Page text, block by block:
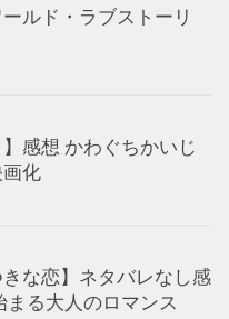
ルド・ラブストーリ
感想 かわぐちかいじ
化
な恋】ネタバレなし感
る大人のロマンス